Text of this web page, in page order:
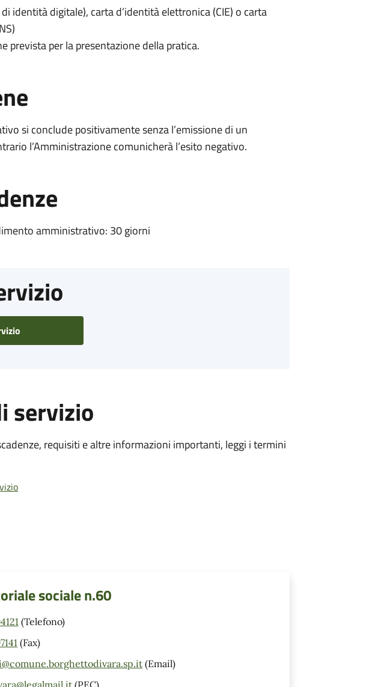
identità digitale), carta d’identità elettronica (CIE) o carta
prevista per la presentazione della pratica.
si conclude positivamente senza l’emissione di un
l’Amministrazione comunicherà l’esito negativo.
amministrativo: 30 giorni
servizio
requisiti e altre informazioni importanti, leggi i termini
sociale n.60
(Telefono)
(Fax)
(Email)
(PEC)